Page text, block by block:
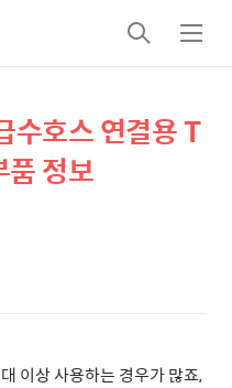
검
색
메
뉴
수호스 연결용 T
정보
이상 사용하는 경우가 많죠,